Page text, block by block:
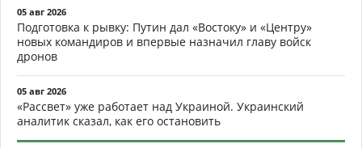
05 авг 2026
Подготовка к рывку: Путин дал «Востоку» и «Центру»
новых командиров и впервые назначил главу войск
дронов
05 авг 2026
«Рассвет» уже работает над Украиной. Украинский
аналитик сказал, как его остановить